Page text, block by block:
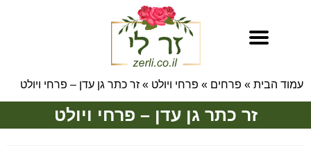
עמוד הבית » פרחים » פרחי ויולט » זר כתר גן עדן – פרחי ויולט
זר כתר גן עדן – פרחי ויולט